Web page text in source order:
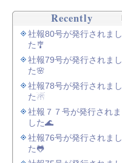
Recently
社報80号が発行されまし
た🎐
社報79号が発行されまし
た🌸
社報78号が発行されまし
た☃
社報７７号が発行されま
した🌊
社報76号が発行されまし
た🐸